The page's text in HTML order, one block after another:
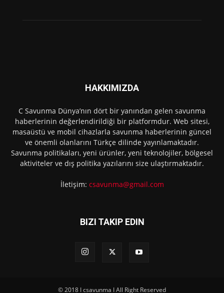
HAKKIMIZDA
C Savunma Dünya’nın dört bir yanından gelen savunma
haberlerinin değerlendirildiği bir platformdur. Web sitesi,
masaüstü ve mobil cihazlarla savunma haberlerinin güncel
ve önemli olanlarını Türkçe dilinde yayınlamaktadır.
Savunma politikaları, yeni ürünler, yeni teknolojiler, bölgesel
aktiviteler ve dış politika yazılarını size ulaştırmaktadır.
İletişim: csavunma@gmail.com
BIZI TAKIP EDIN
© 2018 I csavunma I All Right Reserved